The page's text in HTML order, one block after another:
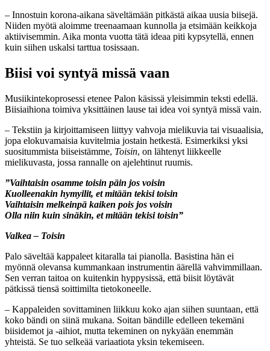
– Innostuin korona-aikana säveltämään pitkästä aikaa uusia biisejä.
Niiden myötä aloimme treenaamaan kunnolla ja etsimään keikkoja
aktiivisemmin. Aika monta vuotta tätä ideaa piti kypsytellä, ennen
kuin siihen uskalsi tarttua tosissaan.
Biisi voi syntyä missä vaan
Musiikintekoprosessi etenee Palon käsissä yleisimmin teksti edellä.
Biisiaihiona toimiva yksittäinen lause tai idea voi syntyä missä vain.
– Tekstiin ja kirjoittamiseen liittyy vahvoja mielikuvia tai visuaalisia,
jopa elokuvamaisia kuvitelmia jostain hetkestä. Esimerkiksi yksi
suositummista biiseistämme, Toisin, on lähtenyt liikkeelle
mielikuvasta, jossa rannalle on ajelehtinut ruumis.
”Vaihtaisin osamme toisin päin jos voisin
Kuolleenakin hymyilit, et mitään tekisi toisin
Vaihtaisin melkeinpä kaiken pois jos voisin
Olla niin kuin sinäkin, et mitään tekisi toisin”
Valkea – Toisin
Palo säveltää kappaleet kitaralla tai pianolla. Basistina hän ei
myönnä olevansa kummankaan instrumentin äärellä vahvimmillaan.
Sen verran taitoa on kuitenkin hyppysissä, että biisit löytävät
pätkissä tiensä soittimilta tietokoneelle.
– Kappaleiden sovittaminen liikkuu koko ajan siihen suuntaan, että
koko bändi on siinä mukana. Soitan bändille edelleen tekemäni
biisidemot ja -aihiot, mutta tekeminen on nykyään enemmän
yhteistä. Se tuo selkeää variaatiota yksin tekemiseen.